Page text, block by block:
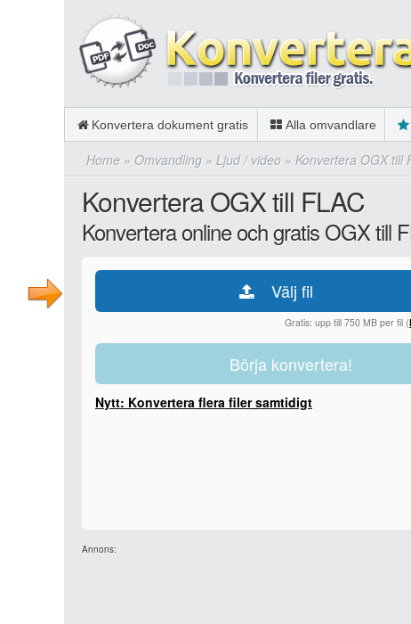
Konvertera dokument gratis Alla omvandlare
Home » Omvandling » Ljud / video » Konvertera OGX till
Konvertera OGX till FLAC
Konvertera online och gratis OGX till
Välj fil
Gratis: upp till 750 MB per fil (
Börja konvertera!
Nytt: Konvertera flera filer samtidigt
Annons: